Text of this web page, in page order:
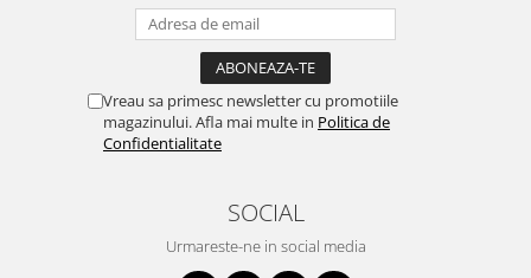
Vreau sa primesc newsletter cu promotiile
magazinului. Afla mai multe in Politica de
Confidentialitate
SOCIAL
Urmareste-ne in social media